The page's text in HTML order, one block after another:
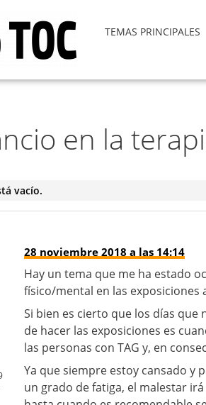
TEMAS PRINCIPALES
en la
vacío.
28 noviembre 2018 a las 14:14
Hay un tema que me ha estado
físico/mental en las exposiciones
Si bien es cierto que los días que
de hacer las exposiciones es
las personas con TAG y, en
Ya que siempre estoy cansado y
un grado de fatiga, el malestar